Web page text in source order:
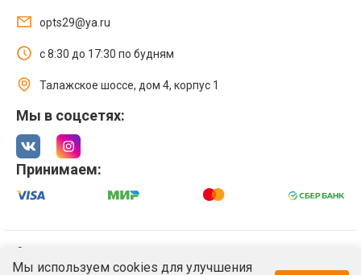
opts29@ya.ru
с 8:30 до 17:30 по будням
Талажское шоссе, дом 4, корпус 1
Мы в соцсетях:
Принимаем:
Политика обработки персональных данных
Мы используем cookies для улучшения